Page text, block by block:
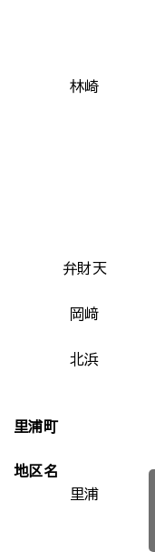
林崎
弁財天
岡﨑
北浜
里浦町
地区名
里浦